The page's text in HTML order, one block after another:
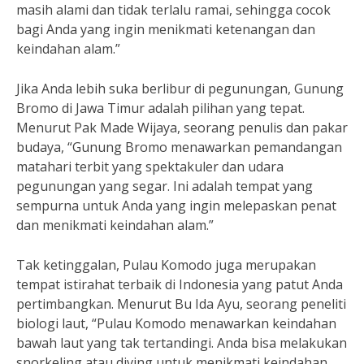
masih alami dan tidak terlalu ramai, sehingga cocok
bagi Anda yang ingin menikmati ketenangan dan
keindahan alam.”
Jika Anda lebih suka berlibur di pegunungan, Gunung
Bromo di Jawa Timur adalah pilihan yang tepat.
Menurut Pak Made Wijaya, seorang penulis dan pakar
budaya, “Gunung Bromo menawarkan pemandangan
matahari terbit yang spektakuler dan udara
pegunungan yang segar. Ini adalah tempat yang
sempurna untuk Anda yang ingin melepaskan penat
dan menikmati keindahan alam.”
Tak ketinggalan, Pulau Komodo juga merupakan
tempat istirahat terbaik di Indonesia yang patut Anda
pertimbangkan. Menurut Bu Ida Ayu, seorang peneliti
biologi laut, “Pulau Komodo menawarkan keindahan
bawah laut yang tak tertandingi. Anda bisa melakukan